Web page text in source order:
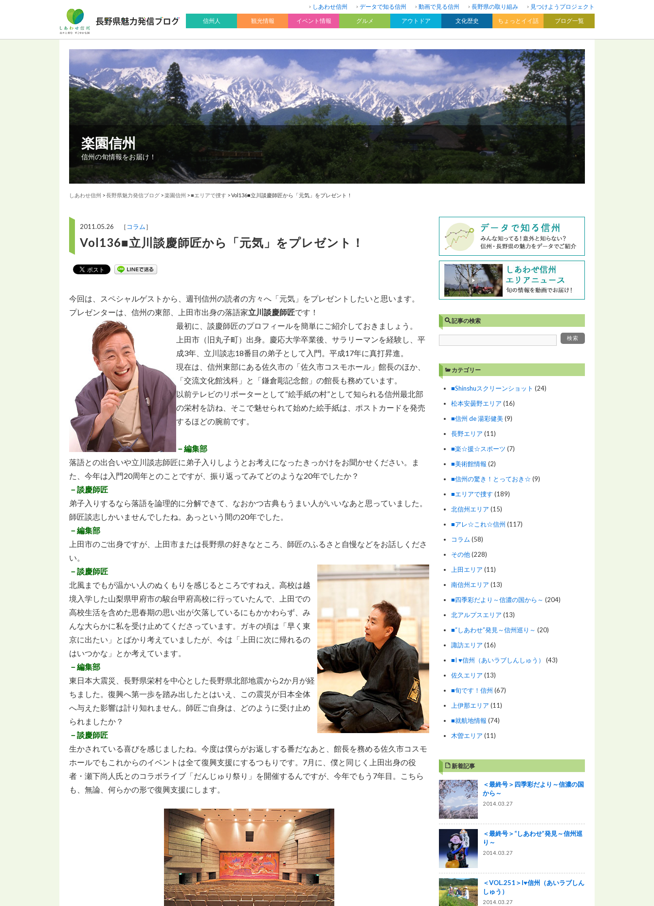
しあわせ信州 データで知る信州 動画で見る信州 長野県の取り組み
見つけようプロジェクト
信州人
観光情報 イベント情報 グルメ アウトドア 文化歴史 ちょっとイイ話 ブログ一覧
楽園信州
信州の旬情報をお届け！
しあわせ信州 >長野県魅力発信ブログ >楽園信州 >■エリアで捜す >Vol136■立川談慶師匠から「元気」をプレゼント！
2011.05.26 ［ コラム］
Vol136■立川談慶師匠から「元気」をプレゼント！
今回は、スペシャルゲストから、週刊信州の読者の方々へ「元気」をプレゼントしたいと思います。
プレゼンターは、信州の東部、上田市出身の落語家立川談慶師匠です！
最初に、談慶師匠のプロフィールを簡単にご紹介しておきましょう。
上田市（旧丸子町）出身。慶応大学卒業後、サラリーマンを経験し、平
成3年、立川談志18番目の弟子として入門。平成17年に真打昇進。
現在は、信州東部にある佐久市の「佐久市コスモホール」館長のほか、
「交流文化館浅科」と「鎌倉彫記念館」の館長も務めています。
以前テレビのリポーターとして“絵手紙の村”として知られる信州最北部
の栄村を訪ね、そこで魅せられて始めた絵手紙は、ポストカードを発売
するほどの腕前です。
－編集部
落語との出合いや立川談志師匠に弟子入りしようとお考えになったきっかけをお聞かせください。ま
た、今年は入門20周年とのことですが、振り返ってみてどのような20年でしたか？
－談慶師匠
弟子入りするなら落語を論理的に分解できて、なおかつ古典もうまい人がいいなあと思っていました。
師匠談志しかいませんでしたね。あっという間の20年でした。
－編集部
上田市のご出身ですが、上田市または長野県の好きなところ、師匠のふるさと自慢などをお話しくださ
い。
－談慶師匠
北風までもが温かい人のぬくもりを感じるところですねえ。高校は越
境入学した山梨県甲府市の駿台甲府高校に行っていたんで、上田での
高校生活を含めた思春期の思い出が欠落しているにもかかわらず、み
んな大らかに私を受け止めてくださっています。ガキの頃は「早く東
京に出たい」とばかり考えていましたが、今は「上田に次に帰れるの
はいつかな」とか考えています。
－編集部
東日本大震災、長野県栄村を中心とした長野県北部地震から2か月が経
ちました。復興へ第一歩を踏み出したとはいえ、この震災が日本全体
へ与えた影響は計り知れません。師匠ご自身は、どのように受け止め
られましたか？
－談慶師匠
生かされている喜びを感じましたね。今度は僕らがお返しする番だなあと、館長を務める佐久市コスモ
ホールでもこれからのイベントは全て復興支援にするつもりです。7月に、僕と同じく上田出身の役
者・瀬下尚人氏とのコラボライブ「だんじゅり祭り」を開催するんですが、今年でもう7年目。こちら
も、無論、何らかの形で復興支援にします。
記事の検索
カテゴリー
■Shinshuスクリーンショット (24)
松本安曇野エリア (16)
■信州 de 湯彩健美(9)
長野エリア (11)
■楽☆援☆スポーツ (7)
■美術館情報 (2)
■信州の驚き！とっておき☆ (9)
■エリアで捜す (189)
北信州エリア (15)
■アレ☆これ☆信州 (117)
コラム (58)
その他(228)
上田エリア (11)
南信州エリア (13)
■四季彩だより～信濃の国から～ (204)
北アルプスエリア (13)
■“しあわせ”発見～信州巡り～ (20)
諏訪エリア (16)
■I ♥信州（あいラブしんしゅう）
(43)
佐久エリア (13)
■旬です！信州 (67)
上伊那エリア (11)
■就航地情報 (74)
木曽エリア (11)
新着記事
＜最終号＞四季彩だより～信濃の国
から～
2014.03.27
＜最終号＞“しあわせ”発見～信州巡
り～
2014.03.27
＜VOL.251＞I♥信州（あいラブしん
しゅう）
2014.03.27